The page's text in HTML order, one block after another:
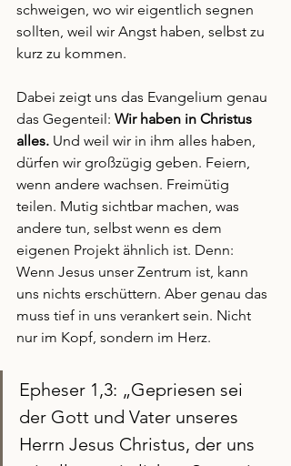
schweigen, wo wir eigentlich segnen
sollten, weil wir Angst haben, selbst zu
kurz zu kommen.
Dabei zeigt uns das Evangelium genau
das Gegenteil: Wir haben in Christus
alles. Und weil wir in ihm alles haben,
dürfen wir großzügig geben. Feiern,
wenn andere wachsen. Freimütig
teilen. Mutig sichtbar machen, was
andere tun, selbst wenn es dem
eigenen Projekt ähnlich ist. Denn:
Wenn Jesus unser Zentrum ist, kann
uns nichts erschüttern. Aber genau das
muss tief in uns verankert sein. Nicht
nur im Kopf, sondern im Herz.
Epheser 1,3: „Gepriesen sei
der Gott und Vater unseres
Herrn Jesus Christus, der uns